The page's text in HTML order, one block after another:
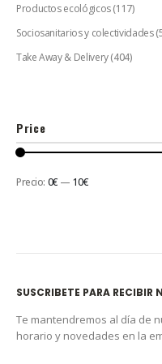
Productos ecológicos(117)
Sociosanitarios y colectividades
Take Away & Delivery(404)
Price
Precio: 0€ — 10€
SUSCRIBETE PARA RECIBIR
Te mantendremos al día de
horario y novedades en la